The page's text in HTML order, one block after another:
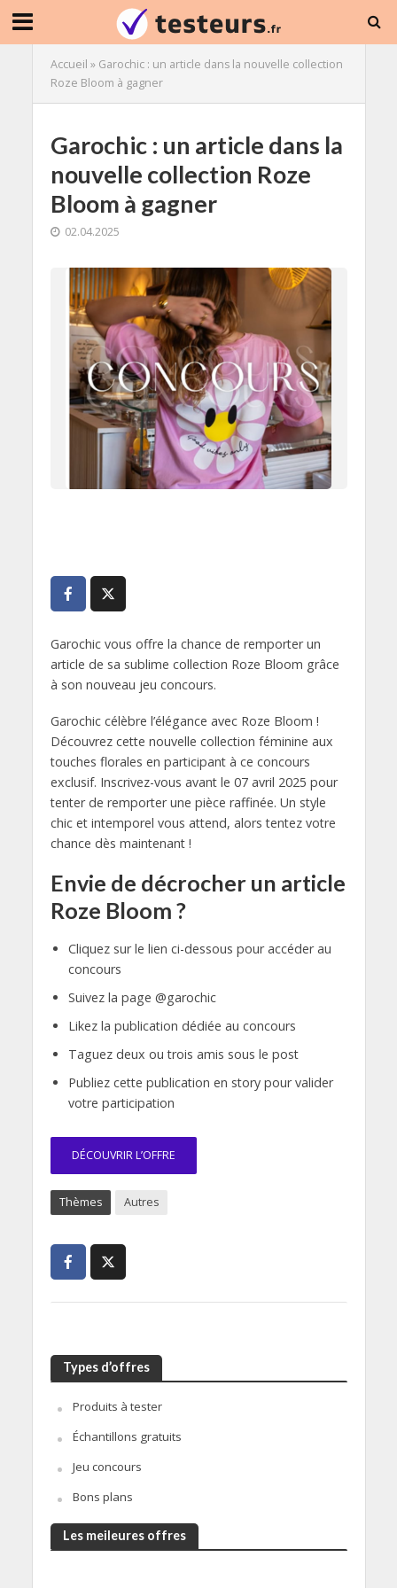
Accueil » Garochic : un article dans la nouvelle collection
Roze Bloom à gagner
Garochic : un article dans la
nouvelle collection Roze
Bloom à gagner
02.04.2025
Garochic vous offre la chance de remporter un
article de sa sublime collection Roze Bloom grâce
à son nouveau jeu concours.
Garochic célèbre l’élégance avec Roze Bloom !
Découvrez cette nouvelle collection féminine aux
touches florales en participant à ce concours
exclusif. Inscrivez-vous avant le 07 avril 2025 pour
tenter de remporter une pièce raffinée. Un style
chic et intemporel vous attend, alors tentez votre
chance dès maintenant !
Envie de décrocher un article
Roze Bloom ?
Cliquez sur le lien ci-dessous pour accéder au
concours
Suivez la page @garochic
Likez la publication dédiée au concours
Taguez deux ou trois amis sous le post
Publiez cette publication en story pour valider
votre participation
DÉCOUVRIR L’OFFRE
Thèmes Autres
Types d’offres
Produits à tester
Échantillons gratuits
Jeu concours
Bons plans
Les meileures offres